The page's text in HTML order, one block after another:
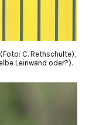
C. Rethschulte),
Leinwand oder?).